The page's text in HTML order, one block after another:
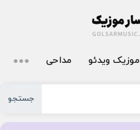
موزیک ویدئو مداحی
جستجو